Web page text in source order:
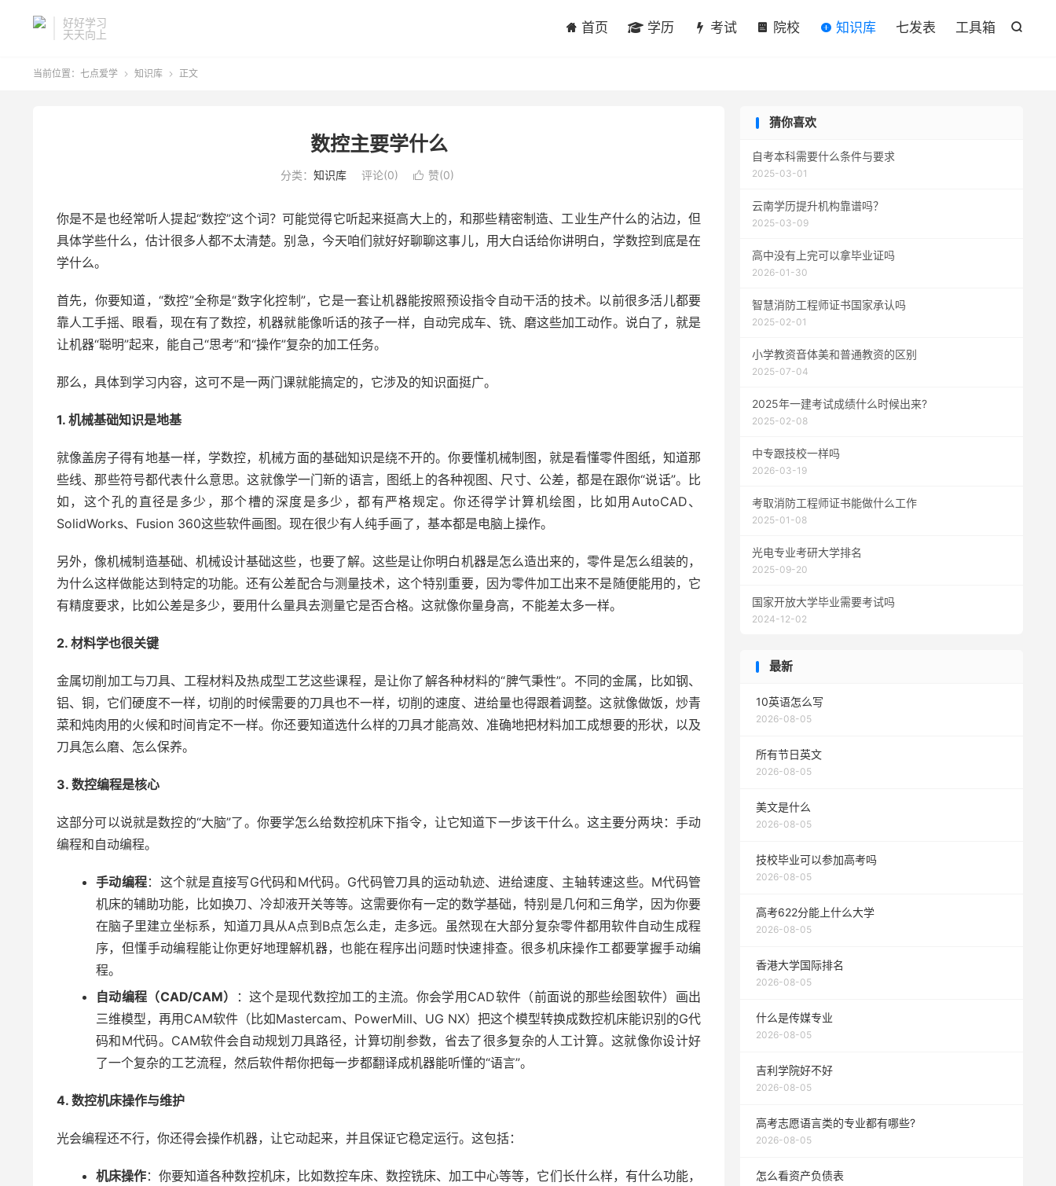
好好学习
天天向上

首页 学历 考试 院校 知识库 七发表 工具箱
当前位置： 七点爱学  知识库  正文
数控主要学什么
分类： 知识库 评论(0)  赞(0)
你是不是也经常听人提起“数控”这个词？可能觉得它听起来挺高大上的，和那些精密制造、工业生产什么的沾边，但
具体学些什么，估计很多人都不太清楚。别急，今天咱们就好好聊聊这事儿，用大白话给你讲明白，学数控到底是在
学什么。
首先，你要知道，“数控”全称是“数字化控制”，它是一套让机器能按照预设指令自动干活的技术。以前很多活儿都要
靠人工手摇、眼看，现在有了数控，机器就能像听话的孩子一样，自动完成车、铣、磨这些加工动作。说白了，就是
让机器“聪明”起来，能自己“思考”和“操作”复杂的加工任务。
那么，具体到学习内容，这可不是一两门课就能搞定的，它涉及的知识面挺广。
1. 机械基础知识是地基
就像盖房子得有地基一样，学数控，机械方面的基础知识是绕不开的。你要懂机械制图，就是看懂零件图纸，知道那
些线、那些符号都代表什么意思。这就像学一门新的语言，图纸上的各种视图、尺寸、公差，都是在跟你“说话”。比
如，这个孔的直径是多少，那个槽的深度是多少，都有严格规定。你还得学计算机绘图，比如用AutoCAD、
SolidWorks、Fusion 360这些软件画图。现在很少有人纯手画了，基本都是电脑上操作。
另外，像机械制造基础、机械设计基础这些，也要了解。这些是让你明白机器是怎么造出来的，零件是怎么组装的，
为什么这样做能达到特定的功能。还有公差配合与测量技术，这个特别重要，因为零件加工出来不是随便能用的，它
有精度要求，比如公差是多少，要用什么量具去测量它是否合格。这就像你量身高，不能差太多一样。
2. 材料学也很关键
金属切削加工与刀具、工程材料及热成型工艺这些课程，是让你了解各种材料的“脾气秉性”。不同的金属，比如钢、
铝、铜，它们硬度不一样，切削的时候需要的刀具也不一样，切削的速度、进给量也得跟着调整。这就像做饭，炒青
菜和炖肉用的火候和时间肯定不一样。你还要知道选什么样的刀具才能高效、准确地把材料加工成想要的形状，以及
刀具怎么磨、怎么保养。
3. 数控编程是核心
这部分可以说就是数控的“大脑”了。你要学怎么给数控机床下指令，让它知道下一步该干什么。这主要分两块：手动
编程和自动编程。
手动编程：这个就是直接写G代码和M代码。G代码管刀具的运动轨迹、进给速度、主轴转速这些。M代码管
机床的辅助功能，比如换刀、冷却液开关等等。这需要你有一定的数学基础，特别是几何和三角学，因为你要
在脑子里建立坐标系，知道刀具从A点到B点怎么走，走多远。虽然现在大部分复杂零件都用软件自动生成程
序，但懂手动编程能让你更好地理解机器，也能在程序出问题时快速排查。很多机床操作工都要掌握手动编
程。
自动编程（CAD/CAM）
：这个是现代数控加工的主流。你会学用CAD软件（前面说的那些绘图软件）画出
三维模型，再用CAM软件（比如Mastercam、PowerMill、UG NX）把这个模型转换成数控机床能识别的G代
码和M代码。CAM软件会自动规划刀具路径，计算切削参数，省去了很多复杂的人工计算。这就像你设计好
了一个复杂的工艺流程，然后软件帮你把每一步都翻译成机器能听懂的“语言”。
4. 数控机床操作与维护
光会编程还不行，你还得会操作机器，让它动起来，并且保证它稳定运行。这包括：
机床操作：你要知道各种数控机床，比如数控车床、数控铣床、加工中心等等，它们长什么样，有什么功能，
猜你喜欢
自考本科需要什么条件与要求
2025-03-01
云南学历提升机构靠谱吗？
2025-03-09
高中没有上完可以拿毕业证吗
2026-01-30
智慧消防工程师证书国家承认吗
2025-02-01
小学教资音体美和普通教资的区别
2025-07-04
2025年一建考试成绩什么时候出来?
2025-02-08
中专跟技校一样吗
2026-03-19
考取消防工程师证书能做什么工作
2025-01-08
光电专业考研大学排名
2025-09-20
国家开放大学毕业需要考试吗
2024-12-02
最新
10英语怎么写
2026-08-05
所有节日英文
2026-08-05
美文是什么
2026-08-05
技校毕业可以参加高考吗
2026-08-05
高考622分能上什么大学
2026-08-05
香港大学国际排名
2026-08-05
什么是传媒专业
2026-08-05
吉利学院好不好
2026-08-05
高考志愿语言类的专业都有哪些?
2026-08-05
怎么看资产负债表